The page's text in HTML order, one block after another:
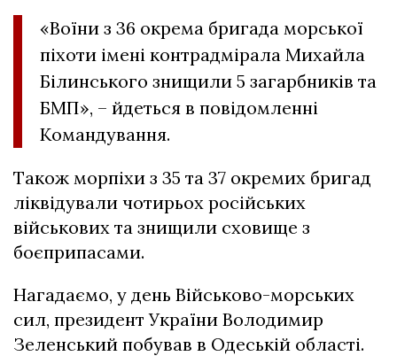
«Воїни з 36 окрема бригада морської
піхоти імені контрадмірала Михайла
Білинського знищили 5 загарбників та
БМП», – йдеться в повідомленні
Командування.
Також морпіхи з 35 та 37 окремих бригад
ліквідували чотирьох російських
військових та знищили сховище з
боєприпасами.
Нагадаємо, у день Військово-морських
сил, президент України Володимир
Зеленський побував в Одеській області.